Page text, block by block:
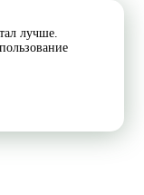
лучше.